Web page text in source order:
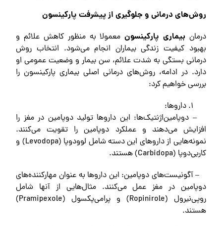
روش‌های درمانی و جلوگیری از پیشرفت پارکینسون
درمانبیماری پارکینسونمعمولا به منظور کاهش علائم و
بهبود کیفیت زندگی بیماران انجام می‌شود. انتخاب روش
درمانی بستگی به شدت علائم، سن بیمار و وضعیت عمومی او
دارد. در ادامه، روش‌های درمانی اصلی بیماری پارکینسون را
بررسی خواهیم کرد:
داروها:
– دوپامین‌اژنتیک‌ها: این داروها تولید دوپامین در مغز را
افزایش می‌دهند و عملکرد دوپامین را تقویت می‌کنند.
نمونه‌هایی از داروهای این دسته شامل لوودوپا (Levodopa) و
کاربی‌دوپا (Carbidopa) هستند.
– آگونیست‌های دوپامین: این داروها به عنوان مهارکننده‌های
دوپامین در مغز عمل می‌کنند. مثال‌هایی از آنها شامل
روپی‌نیرول (Ropinirole) و پرامی‌پکسول (Pramipexole)
هستند.